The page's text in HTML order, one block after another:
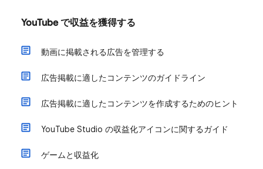
YouTube で収益を獲得する
動画に掲載される広告を管理する
広告掲載に適したコンテンツのガイドライン
広告掲載に適したコンテンツを作成するためのヒント
YouTube Studio の収益化アイコンに関するガイド
ゲームと収益化